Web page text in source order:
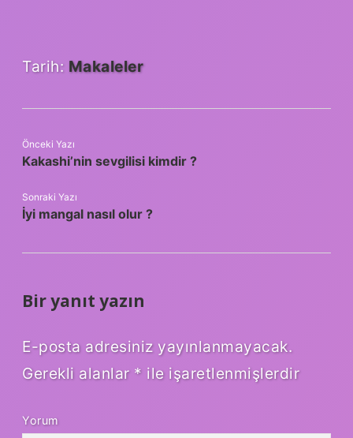
Tarih: Makaleler
Önceki Yazı
Kakashi’nin sevgilisi kimdir ?
Sonraki Yazı
İyi mangal nasıl olur ?
Bir yanıt yazın
E-posta adresiniz yayınlanmayacak.
Gerekli alanlar * ile işaretlenmişlerdir
Yorum